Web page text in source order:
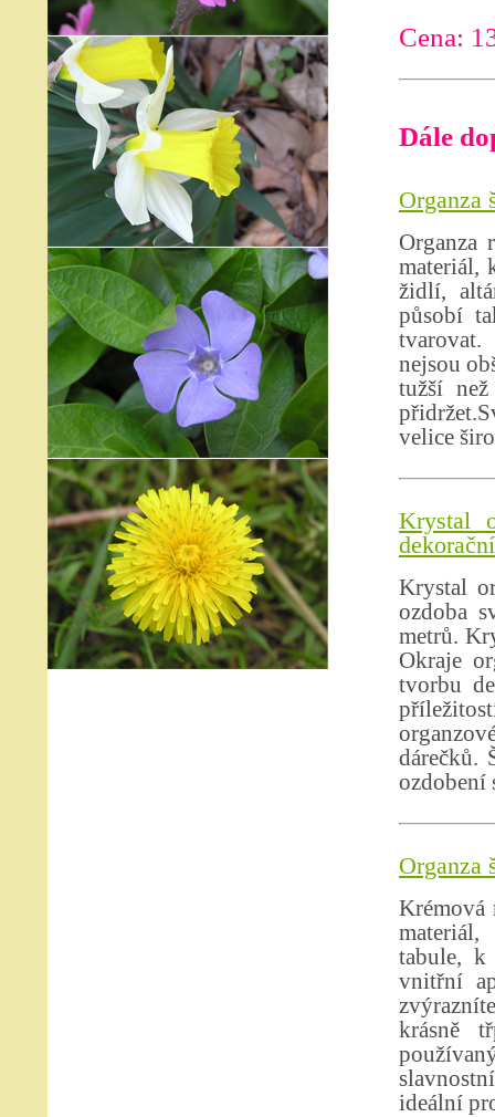
Cena:
Dále
Organza
Organza
materiál,
židlí,
působí
nejsou
tužší
velice
Krystal
Krystal
ozdoba
metrů.
Okraje
tvorbu
dárečků.
ozdobení
Organza
Krémová
tabule,
vnitřní
krásně
ideální